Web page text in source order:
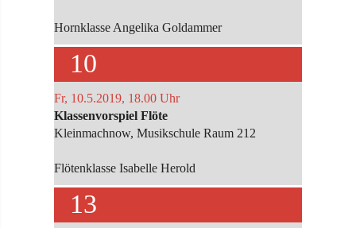
Hornklasse Angelika Goldammer
10
Fr, 10.5.2019, 18.00 Uhr
Klassenvorspiel Flöte
Kleinmachnow, Musikschule Raum 212
Flötenklasse Isabelle Herold
13